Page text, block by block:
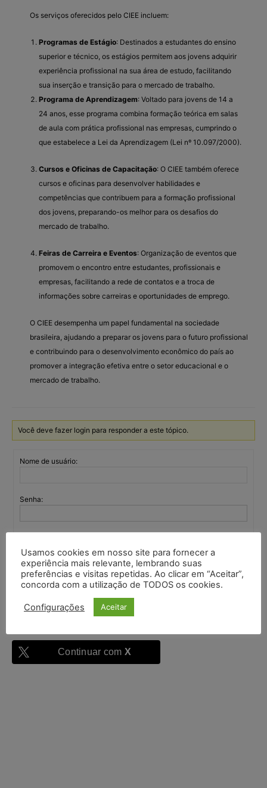
Os serviços oferecidos pelo CIEE incluem:
Programas de Estágio: Destinados a estudantes do ensino
superior e técnico, os estágios permitem aos jovens adquirir
experiência profissional na sua área de estudo, facilitando
sua inserção e transição para o mercado de trabalho.
Programa de Aprendizagem: Voltado para jovens de 14 a
24 anos, esse programa combina formação teórica em salas
de aula com prática profissional nas empresas, cumprindo o
que estabelece a Lei da Aprendizagem (Lei nº 10.097/2000).
Cursos e Oficinas de Capacitação: O CIEE também oferece
cursos e oficinas para desenvolver habilidades e
competências que contribuem para a formação profissional
dos jovens, preparando-os melhor para os desafios do
mercado de trabalho.
Feiras de Carreira e Eventos: Organização de eventos que
promovem o encontro entre estudantes, profissionais e
empresas, facilitando a rede de contatos e a troca de
informações sobre carreiras e oportunidades de emprego.
O CIEE desempenha um papel fundamental na sociedade
brasileira, ajudando a preparar os jovens para o futuro profissional
e contribuindo para o desenvolvimento econômico do país ao
promover a integração efetiva entre o setor educacional e o
mercado de trabalho.
Você deve fazer login para responder a este tópico.
Nome de usuário:
Senha:
Entrar
Continuar com X
Usamos cookies em nosso site para fornecer a
experiência mais relevante, lembrando suas
preferências e visitas repetidas. Ao clicar em “Aceitar”,
concorda com a utilização de TODOS os cookies.
Configurações Aceitar